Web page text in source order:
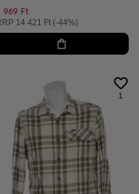
969 Ft
ár:
14 421 Ft (-44%)
1